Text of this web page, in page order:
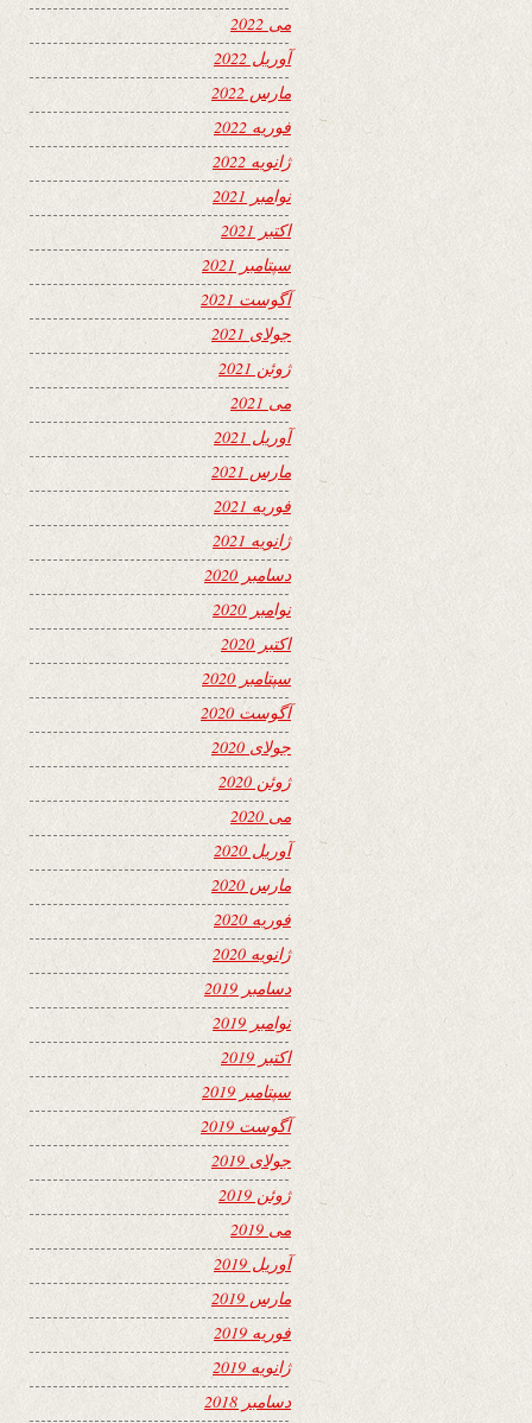
می 2022
آوریل 2022
مارس 2022
فوریه 2022
ژانویه 2022
نوامبر 2021
اکتبر 2021
سپتامبر 2021
آگوست 2021
جولای 2021
ژوئن 2021
می 2021
آوریل 2021
مارس 2021
فوریه 2021
ژانویه 2021
دسامبر 2020
نوامبر 2020
اکتبر 2020
سپتامبر 2020
آگوست 2020
جولای 2020
ژوئن 2020
می 2020
آوریل 2020
مارس 2020
فوریه 2020
ژانویه 2020
دسامبر 2019
نوامبر 2019
اکتبر 2019
سپتامبر 2019
آگوست 2019
جولای 2019
ژوئن 2019
می 2019
آوریل 2019
مارس 2019
فوریه 2019
ژانویه 2019
دسامبر 2018